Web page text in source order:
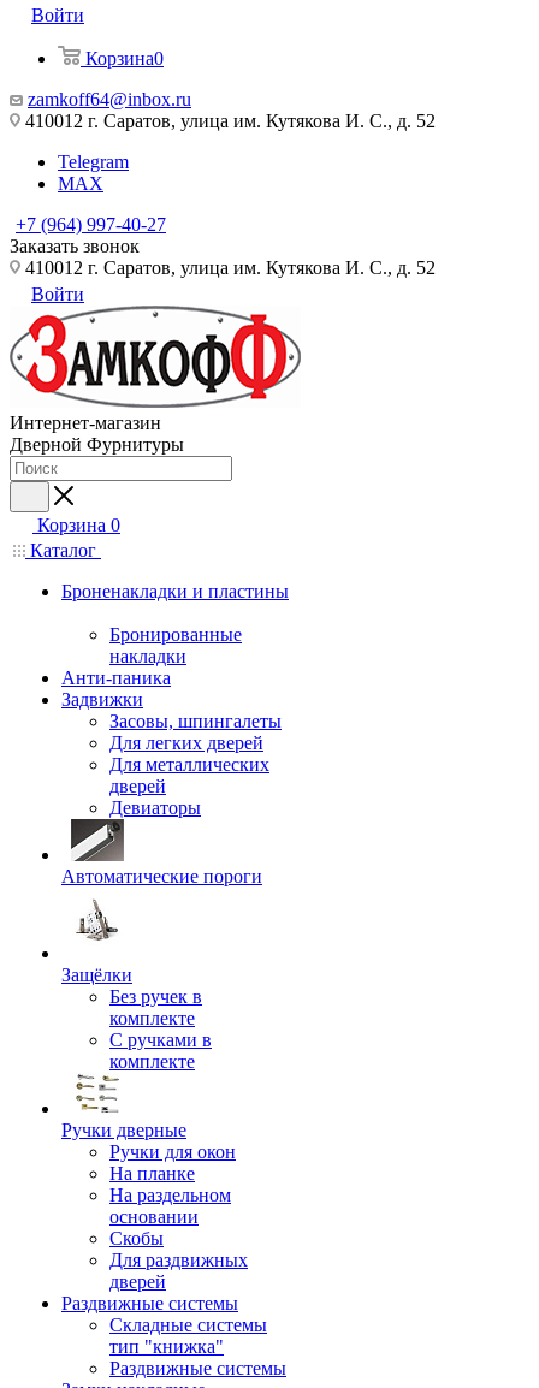
Войти
Корзина0
zamkoff64@inbox.ru
410012 г. Саратов, улица им. Кутякова И. С., д. 52
Telegram
MAX
+7 (964) 997-40-27
Заказать звонок
410012 г. Саратов, улица им. Кутякова И. С., д. 52
Войти
Интернет-магазин
Дверной Фурнитуры
Корзина 0
Каталог
Броненакладки и пластины
Бронированные
накладки
Анти-паника
Задвижки
Засовы, шпингалеты
Для легких дверей
Для металлических
дверей
Девиаторы
Автоматические пороги
Защёлки
Без ручек в
комплекте
С ручками в
комплекте
Ручки дверные
Ручки для окон
На планке
На раздельном
основании
Скобы
Для раздвижных
дверей
Раздвижные системы
Складные системы
тип "книжка"
Раздвижные системы